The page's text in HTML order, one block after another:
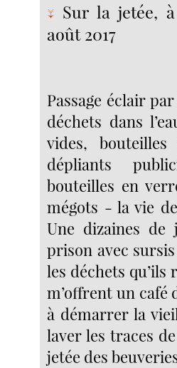
↓ Sur la jetée,
août 2017
Passage éclair
déchets dans
vides,
dépliants
bouteilles en
mégots - la vie
Une dizaines de
prison avec
les déchets
m’offrent un café
à démarrer la
laver les traces
jetée des